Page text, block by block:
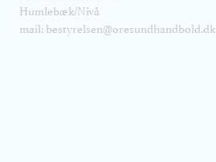
Humlebæk/Nivå
mail: bestyrelsen@oresundhandbold.dk